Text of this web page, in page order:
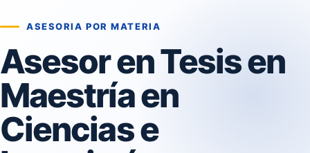
ASESORIA POR MATERIA
Asesor en Tesis en
Maestría en
Ciencias e